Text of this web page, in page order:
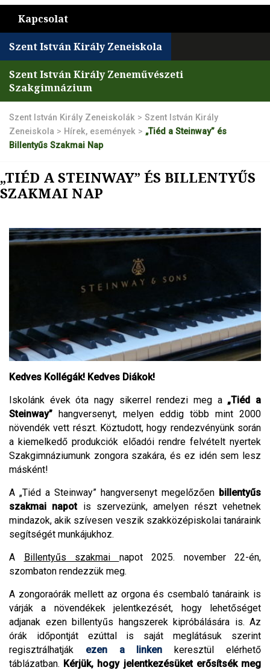
Kapcsolat
Szent István Király Zeneiskola
Szent István Király Zeneművészeti
Szakgimnázium
Szent István Király Zeneiskolák > Szent István Király
Zeneiskola > Hírek, események > „Tiéd a Steinway” és
Billentyűs Szakmai Nap
„TIÉD A STEINWAY” ÉS BILLENTYŰS
SZAKMAI NAP
Kedves Kollégák! Kedves Diákok!
Iskolánk évek óta nagy sikerrel rendezi meg a „Tiéd a
Steinway” hangversenyt, melyen eddig több mint 2000
növendék vett részt. Köztudott, hogy rendezvényünk során
a kiemelkedő produkciók előadói rendre felvételt nyertek
Szakgimnáziumunk zongora szakára, és ez idén sem lesz
másként!
A „Tiéd a Steinway” hangversenyt megelőzően billentyűs
szakmai napot is szervezünk, amelyen részt vehetnek
mindazok, akik szívesen veszik szakközépiskolai tanáraink
segítségét munkájukhoz.
A Billentyűs szakmai napot 2025. november 22-én,
szombaton rendezzük meg.
A zongoraórák mellett az orgona és csembaló tanáraink is
várják a növendékek jelentkezését, hogy lehetőséget
adjanak ezen billentyűs hangszerek kipróbálására is. Az
órák időpontját ezúttal is saját meglátásuk szerint
regisztrálhatják ezen a linken keresztül elérhető
táblázatban. Kérjük, hogy jelentkezésüket erősítsék meg